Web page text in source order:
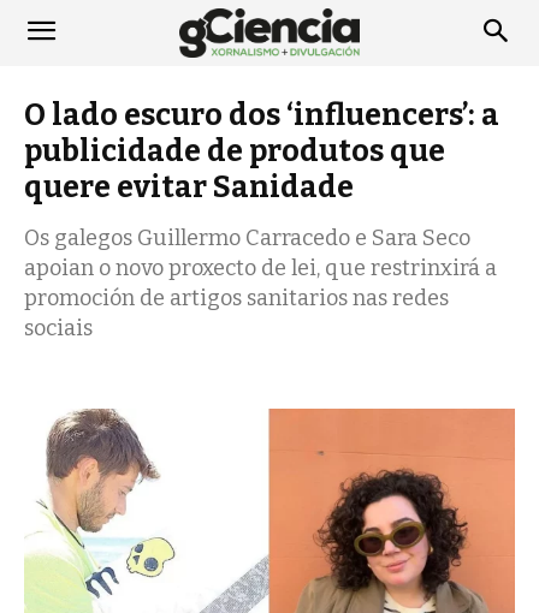
O lado escuro dos ‘influencers’: a
publicidade de produtos que
quere evitar Sanidade
Os galegos Guillermo Carracedo e Sara Seco
apoian o novo proxecto de lei, que restrinxirá a
promoción de artigos sanitarios nas redes
sociais